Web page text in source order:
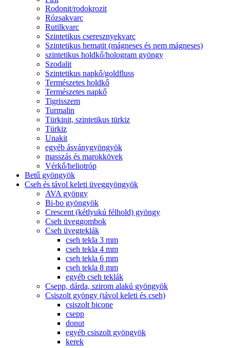
Rodonit/rodokrozit
Rózsakvarc
Rutilkvarc
Szintetikus cseresznyekvarc
Szintetikus hematit (mágneses és nem mágneses)
szintetikus holdkő/hologram gyöngy
Szodalit
Szintetikus napkő/goldfluss
Természetes holdkő
Természetes napkő
Tigrisszem
Turmalin
Türkinit, szintetikus türkiz
Türkiz
Unakit
egyéb ásványgyöngyök
masszás és marokkövek
Vérkő/heliotróp
Betű gyöngyök
Cseh és távol keleti üveggyöngyök
AVA gyöngy
Bi-bo gyöngyök
Crescent (kétlyukú félhold) gyöngy
Cseh üveggombok
Cseh üvegteklák
cseh tekla 3 mm
cseh tekla 4 mm
cseh tekla 6 mm
cseh tekla 8 mm
egyéb cseh teklák
Csepp, dárda, szirom alakú gyöngyök
Csiszolt gyöngy (távol keleti és cseh)
csiszolt bicone
csepp
donut
egyéb csiszolt gyöngyök
kerek